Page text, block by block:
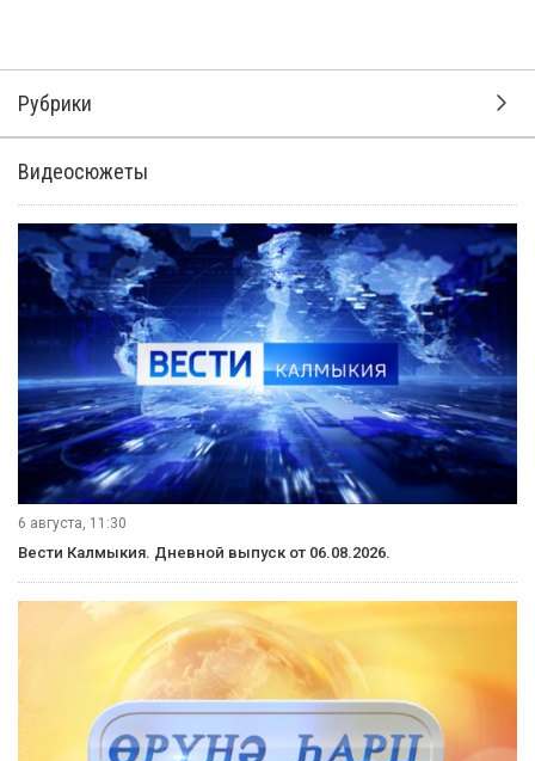
Рубрики
Видеосюжеты
6 августа, 11:30
Вести Калмыкия. Дневной выпуск от 06.08.2026.